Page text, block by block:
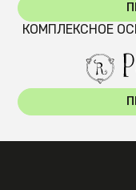
КОМПЛЕКСНОЕ